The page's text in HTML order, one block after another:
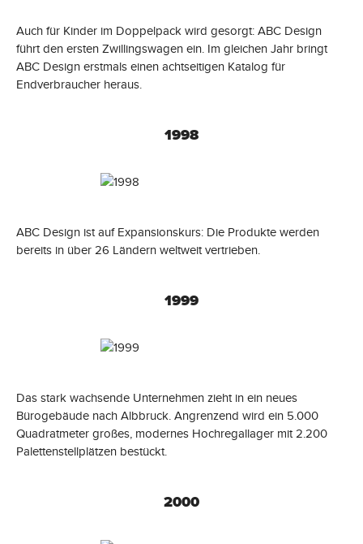
Auch für Kinder im Doppelpack wird gesorgt: ABC Design
führt den ersten Zwillingswagen ein. Im gleichen Jahr bringt
ABC Design erstmals einen achtseitigen Katalog für
Endverbraucher heraus.
1998
ABC Design ist auf Expansionskurs: Die Produkte werden
bereits in über 26 Ländern weltweit vertrieben.
1999
Das stark wachsende Unternehmen zieht in ein neues
Bürogebäude nach Albbruck. Angrenzend wird ein 5.000
Quadratmeter großes, modernes Hochregallager mit 2.200
Palettenstellplätzen bestückt.
2000